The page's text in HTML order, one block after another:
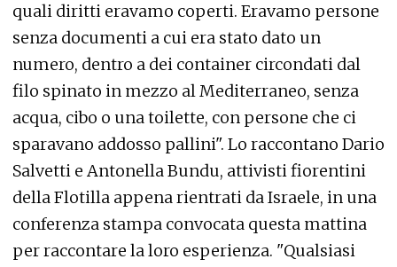
quali diritti eravamo coperti. Eravamo persone
senza documenti a cui era stato dato un
numero, dentro a dei container circondati dal
filo spinato in mezzo al Mediterraneo, senza
acqua, cibo o una toilette, con persone che ci
sparavano addosso pallini". Lo raccontano Dario
Salvetti e Antonella Bundu, attivisti fiorentini
della Flotilla appena rientrati da Israele, in una
conferenza stampa convocata questa mattina
per raccontare la loro esperienza. "Qualsiasi